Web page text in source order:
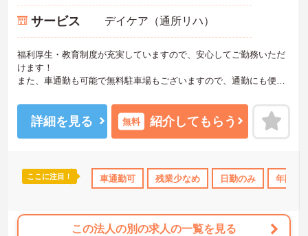
休日110日以上 産休･育休･介護休暇取得実績あり ボーナス・賞与
サービス デイケア（通所リハ）
福利厚生・教育制度が充実していますので、安心してご勤務いただ
けます！
また、車通勤も可能で無料駐車場もございますので、通勤にも便利
ご興味ある方には、面接対策ポイントなど、さらに詳細をお話しい
たしますのでお気軽にご相談ください！
詳細を見る 無料 紹介してもらう
ここに注目！ 車通勤可 残業少なめ 日勤のみ 年間休
この法人の別の求人の一覧を見る